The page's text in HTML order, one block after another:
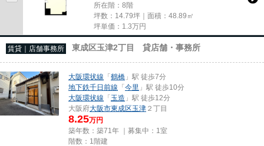
所在階：8階
坪数：14.79坪｜面積：48.89㎡
坪単価： 1.3万円
賃貸｜店舗事務所 東成区玉津2丁目 貸店舗・事務所
大阪環状線 「鶴橋 」駅 徒歩7分
地下鉄千日前線 「今里 」駅 徒歩10分
大阪環状線 「玉造 」駅 徒歩12分
大阪府大阪市東成区玉津 ２丁目
8.25万円
築年数：築71年 ｜募集中： 1室
階数：1階建